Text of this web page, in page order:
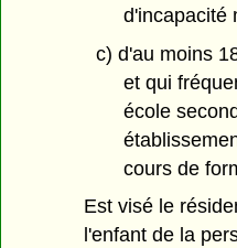
d'incapacité
c) d'au moins
et qui
école
cours de
Est visé le
l'enfant de la